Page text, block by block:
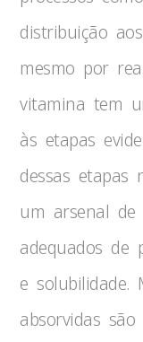
distribuição
mesmo por
vitamina tem
às etapas
dessas etapas
um arsenal de
adequados de
e solubilidade.
absorvidas